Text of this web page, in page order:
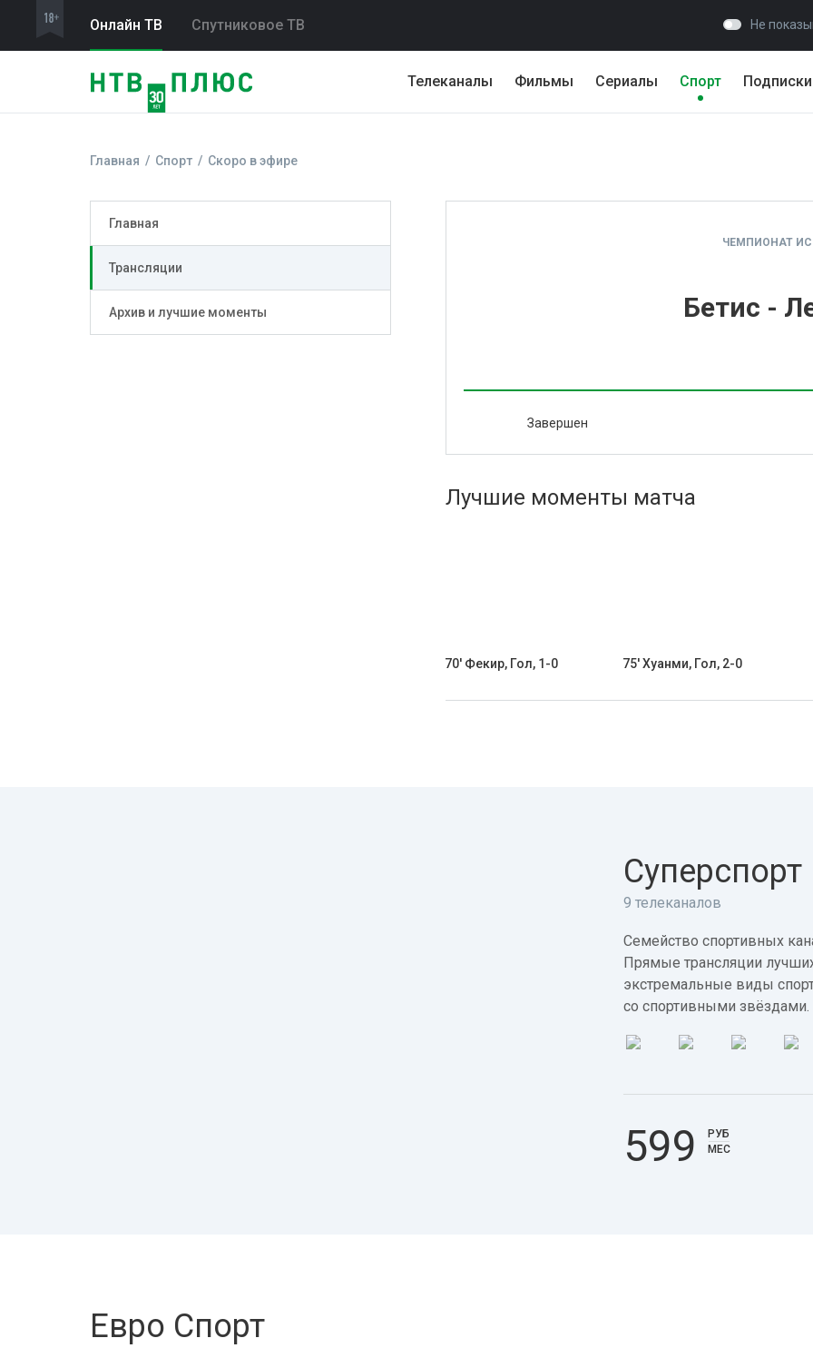
Онлайн ТВ Спутниковое ТВ Не
Телеканалы Фильмы Сериалы Спорт Подписки
Главная Спорт Скоро в эфире
Главная
Трансляции
Архив и лучшие моменты
ЧЕМПИОНАТ
Бетис -
Завершен
Лучшие моменты матча
70' Фекир, Гол, 1-0 75' Хуанми, Гол, 2-0
Суперспорт
9 телеканалов
Семейство спортивных
Прямые трансляции
экстремальные виды
со спортивными звёздами.
599
РУБ
МЕС
Евро Спорт